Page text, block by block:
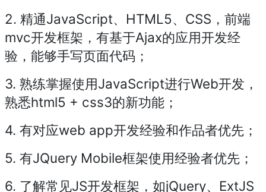
2. 精通JavaScript、HTML5、CSS，前端
mvc开发框架，有基于Ajax的应用开发经
验，能够手写页面代码；
3. 熟练掌握使用JavaScript进行Web开发，
熟悉html5 + css3的新功能；
4. 有对应web app开发经验和作品者优先；
5. 有JQuery Mobile框架使用经验者优先；
6. 了解常见JS开发框架，如jQuery、ExtJS